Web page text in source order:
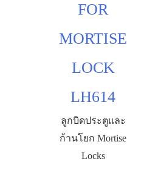
FOR
MORTISE
LOCK
LH614
ลูกบิดประตูและ
ก้านโยก Mortise
Locks